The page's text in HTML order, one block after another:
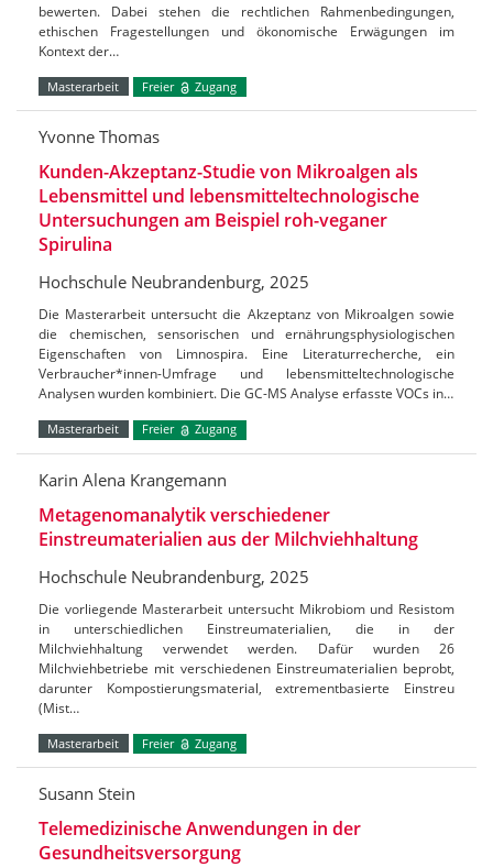
bewerten. Dabei stehen die rechtlichen Rahmenbedingungen,
ethischen Fragestellungen und ökonomische Erwägungen im
Kontext der…
Masterarbeit Freier Zugang
Yvonne Thomas
Kunden-Akzeptanz-Studie von Mikroalgen als
Lebensmittel und lebensmitteltechnologische
Untersuchungen am Beispiel roh-veganer
Spirulina
Hochschule Neubrandenburg, 2025
Die Masterarbeit untersucht die Akzeptanz von Mikroalgen sowie
die chemischen, sensorischen und ernährungsphysiologischen
Eigenschaften von Limnospira. Eine Literaturrecherche, ein
Verbraucher*innen-Umfrage und lebensmitteltechnologische
Analysen wurden kombiniert. Die GC-MS Analyse erfasste VOCs in…
Masterarbeit Freier Zugang
Karin Alena Krangemann
Metagenomanalytik verschiedener
Einstreumaterialien aus der Milchviehhaltung
Hochschule Neubrandenburg, 2025
Die vorliegende Masterarbeit untersucht Mikrobiom und Resistom
in unterschiedlichen Einstreumaterialien, die in der
Milchviehhaltung verwendet werden. Dafür wurden 26
Milchviehbetriebe mit verschiedenen Einstreumaterialien beprobt,
darunter Kompostierungsmaterial, extrementbasierte Einstreu
(Mist…
Masterarbeit Freier Zugang
Susann Stein
Telemedizinische Anwendungen in der
Gesundheitsversorgung